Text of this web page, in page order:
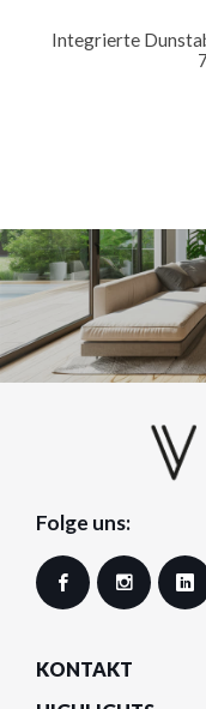
Integrierte
Folge uns:
Facebook
KONTAKT